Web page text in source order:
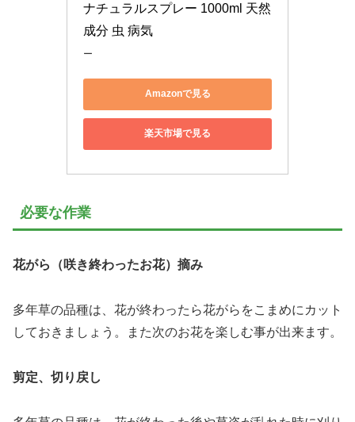
ナチュラルスプレー 1000ml 天然
成分 虫 病気
ー
Amazonで見る
楽天市場で見る
必要な作業
花がら（咲き終わったお花）摘み
多年草の品種は、花が終わったら花がらをこまめにカット
しておきましょう。また次のお花を楽しむ事が出来ます。
剪定、切り戻し